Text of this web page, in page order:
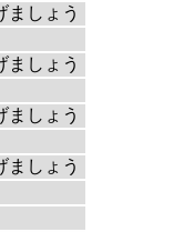
しょう
しょう
しょう
しょう